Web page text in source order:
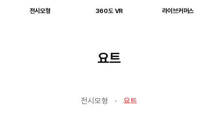
전시모형 360도 VR 라이브커머스
요트
전시모형 요트